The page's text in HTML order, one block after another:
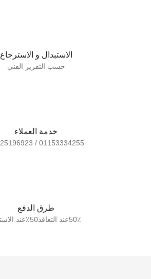
الاستبدال و الاسترجاع
حسب التقرير الفني
خدمة العملاء
01153334255 / 01225196923
طرق الدفع
50٪عند التعاقد50٪عند الاستلام